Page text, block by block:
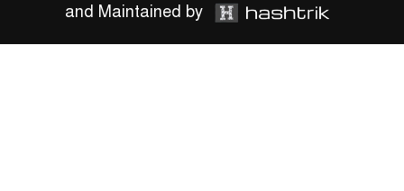
and Maintained by